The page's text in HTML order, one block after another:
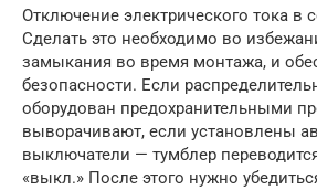
Отключение электрического тока в
Сделать это необходимо во
замыкания во время монтажа, и
безопасности. Если
оборудован предохранительными
выворачивают, если установлены
выключатели — тумблер
«выкл.» После этого нужно